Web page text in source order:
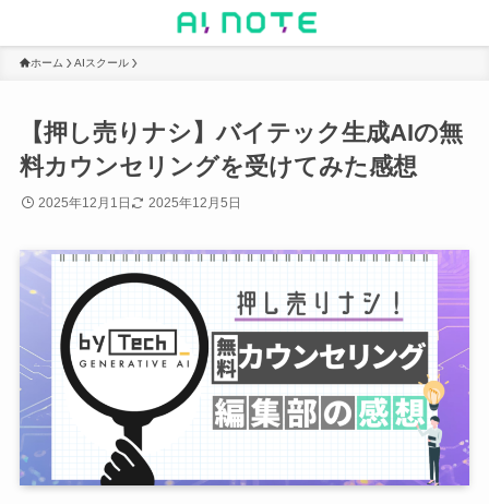
ホーム AIスクール
【押し売りナシ】バイテック生成AIの無
料カウンセリングを受けてみた感想
2025年12月1日 2025年12月5日